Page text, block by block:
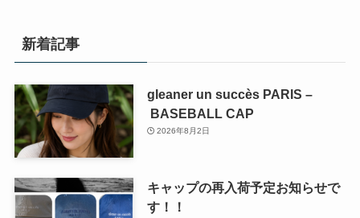
新着記事
gleaner un succès PARIS –
BASEBALL CAP
2026年8月2日
キャップの再入荷予定お知らせで
す！！